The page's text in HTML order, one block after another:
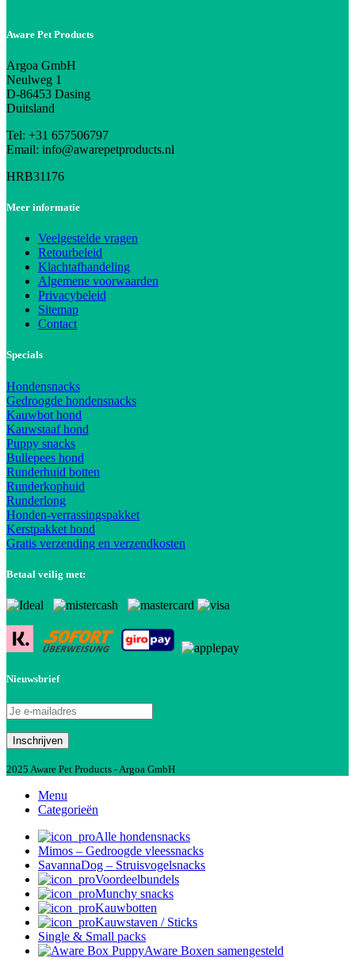
Aware Pet Products
Argoa GmbH
Neulweg 1
D-86453 Dasing
Duitsland
Tel: +31 657506797
Email: info@awarepetproducts.nl
HRB31176
Meer informatie
Veelgestelde vragen
Retourbeleid
Klachtafhandeling
Algemene voorwaarden
Privacybeleid
Sitemap
Contact
Specials
Hondensnacks
Gedroogde hondensnacks
Kauwbot hond
Kauwstaaf hond
Puppy snacks
Bullepees hond
Runderhuid botten
Runderkophuid
Runderlong
Honden-verrassingspakket
Kerstpakket hond
Gratis verzending en verzendkosten
Betaal veilig met:
Nieuwsbrief
2025 Aware Pet Products - Argoa GmbH
Menu
Categorieën
Alle hondensnacks
Mimos – Gedroogde vleessnacks
SavannaDog – Struisvogelsnacks
Voordeelbundels
Munchy snacks
Kauwbotten
Kauwstaven / Sticks
Single & Small packs
Aware Boxen samengesteld